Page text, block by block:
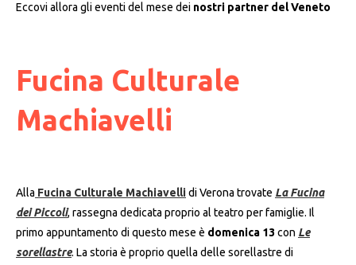
Eccovi allora gli eventi del mese dei nostri partner del Veneto
Fucina Culturale
Machiavelli
Alla Fucina Culturale Machiavellidi Verona trovate La Fucina
dei Piccoli, rassegna dedicata proprio al teatro per famiglie. Il
primo appuntamento di questo mese è domenica 13 con Le
sorellastre. La storia è proprio quella delle sorellastre di